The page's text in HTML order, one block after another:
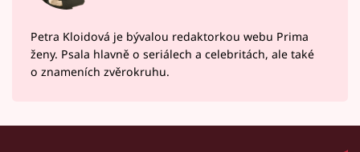
Petra Kloidová je bývalou redaktorkou webu Prima
ženy. Psala hlavně o seriálech a celebritách, ale také
o znameních zvěrokruhu.